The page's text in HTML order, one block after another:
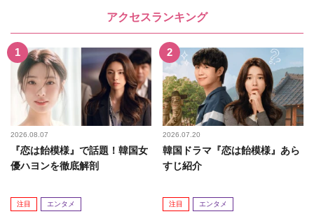
アクセスランキング
2026.08.07
『恋は飴模様』で話題！韓国女
優ハヨンを徹底解剖
注目 エンタメ
2026.07.20
韓国ドラマ『恋は飴模様』あら
すじ紹介
注目 エンタメ